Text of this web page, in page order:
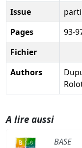
Issue
Pages
93-
Fichier
Authors
A lire aussi
BASE